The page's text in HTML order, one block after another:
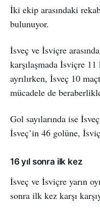
İki ekip arasındaki
bulunuyor.
İsveç ve İsviçre
karşılaşmada İsviçre
ayrılırken, İsveç 10
mücadele de
Gol sayılarında ise
İsveç’in 46 golüne,
16 yıl sonra ilk kez
İsveç ve İsviçre yarın
sonra ilk kez karşı